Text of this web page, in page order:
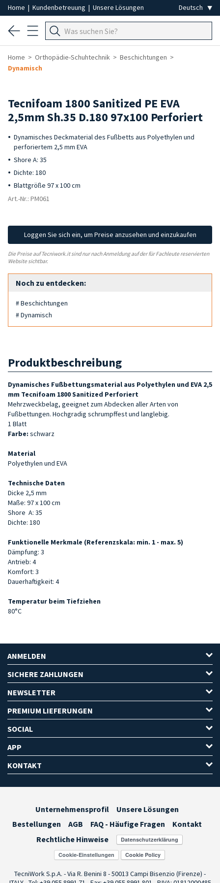
Home | Kundenbetreuung | Unsere Lösungen
Home Orthopädie-Schuhtechnik
Beschichtungen
Dynamisch
Tecnifoam 1800 Sanitized PE EVA
2,5mm Sh.35 D.180 97x100 Perforiert
Dynamisches Deckmaterial des Fußbetts aus Polyethylen und
perforiertem 2,5 mm EVA
Shore A: 35
Dichte: 180
Blattgröße 97 x 100 cm
Art.-Nr.: PM061
Loggen Sie sich ein, um Preise anzusehen und einzukaufen
Die Preise auf Tecniwork.it sind nur nach Anmeldung auf der für Fachleute reservierten
Website sichtbar.
Noch zu entdecken:
# Beschichtungen
# Dynamisch
Produktbeschreibung
Dynamisches Fußbettungsmaterial aus Polyethylen und EVA 2,5
mm Tecnifoam 1800 Sanitized Perforiert
Mehrzweckbelag, geeignet zum Abdecken aller Arten von
Fußbettungen. Hochgradig schrumpffest und langlebig.
1 Blatt
Farbe: schwarz
Material
Polyethylen und EVA
Technische Daten
Dicke 2,5 mm
Maße: 97 x 100 cm
Shore A: 35
Dichte: 180
Funktionelle Merkmale (Referenzskala: min. 1 - max. 5)
Dämpfung: 3
Antrieb: 4
Komfort: 3
Dauerhaftigkeit: 4
Temperatur beim Tiefziehen
80°C
ANMELDEN
SICHERE ZAHLUNGEN
NEWSLETTER
PREMIUM LIEFERUNGEN
SOCIAL
APP
KONTAKT
Unternehmensprofil
Unsere Lösungen
Bestellungen
AGB FAQ - Häufige Fragen
Kontakt
Rechtliche Hinweise
Cookie-Einstellungen
TecniWork S.p.A. - Via R. Benini 8 - 50013 Campi Bisenzio (Firenze) -